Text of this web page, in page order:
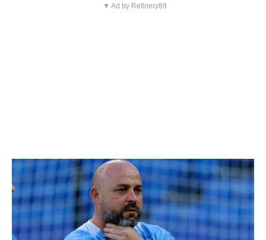
▼ Ad by Refinery89